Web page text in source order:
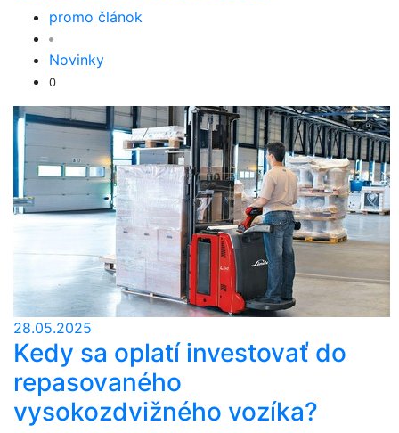
promo článok
Novinky
0
28.05.2025
Kedy sa oplatí investovať do
repasovaného
vysokozdvižného vozíka?